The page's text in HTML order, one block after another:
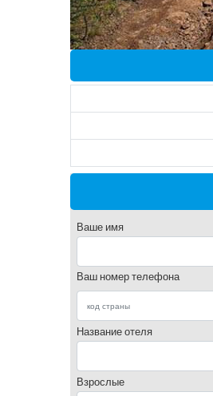
Ваше имя
Ваш номер телефона
Название отеля
Взрослые